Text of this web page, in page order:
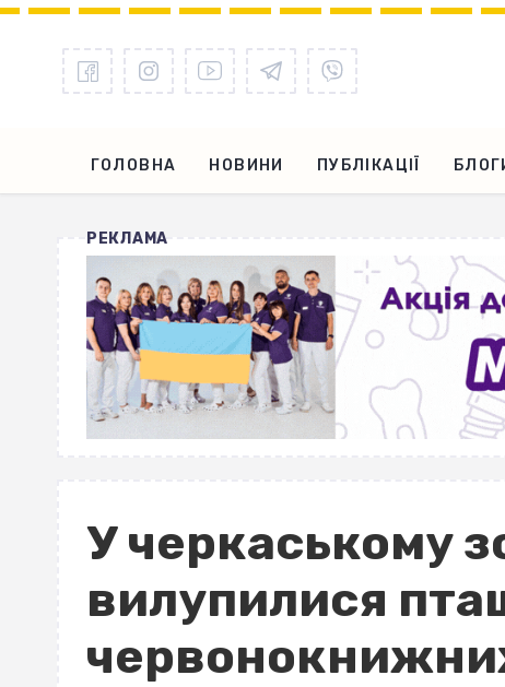
ГОЛОВНА НОВИНИ ПУБЛІКАЦІЇ
РЕКЛАМА
У черкаському
вилупилися